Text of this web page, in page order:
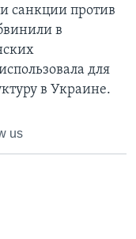
санкции против
в
для
в Украине.
us